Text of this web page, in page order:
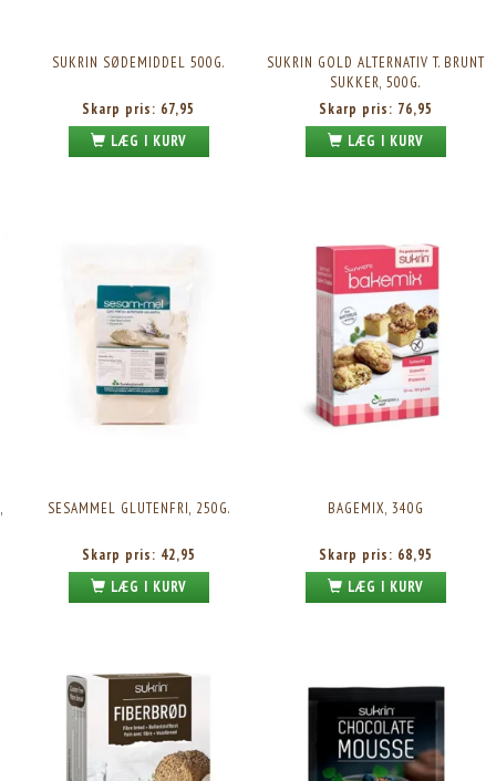
SUKRIN SØDEMIDDEL 500G.
Skarp pris: 67,95
LÆG I KURV
SUKRIN GOLD ALTERNATIV T. BRUNT
SUKKER, 500G.
Skarp pris: 76,95
LÆG I KURV
SESAMMEL GLUTENFRI, 250G.
Skarp pris: 42,95
LÆG I KURV
BAGEMIX, 340G
Skarp pris: 68,95
LÆG I KURV